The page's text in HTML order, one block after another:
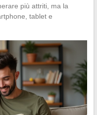
più attriti, ma la
tablet e